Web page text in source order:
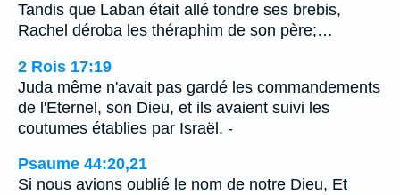
Tandis que Laban était allé tondre ses brebis,
Rachel déroba les théraphim de son père;…
2 Rois 17:19
Juda même n'avait pas gardé les commandements
de l'Eternel, son Dieu, et ils avaient suivi les
coutumes établies par Israël. -
Psaume 44:20,21
Si nous avions oublié le nom de notre Dieu, Et